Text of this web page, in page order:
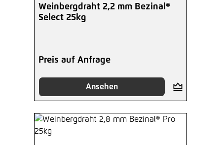
Weinbergdraht 2,2 mm Bezinal®
Select 25kg
Preis auf Anfrage
Ansehen